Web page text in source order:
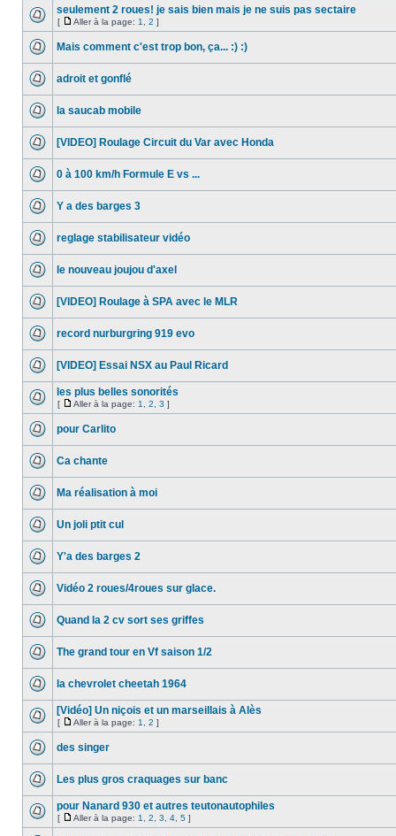
seulement 2 roues! je sais bien mais je ne suis pas sectaire
[ Aller à la page: 1 2 ]
Mais comment c'est trop bon, ça... :) :)
adroit et gonflé
la saucab mobile
[VIDEO] Roulage Circuit du Var avec Honda
0 à 100 km/h Formule E vs ...
Y a des barges 3
reglage stabilisateur vidéo
le nouveau joujou d'axel
[VIDEO] Roulage à SPA avec le MLR
record nurburgring 919 evo
[VIDEO] Essai NSX au Paul Ricard
les plus belles sonorités
[ Aller à la page: 1 2 3 ]
pour Carlito
Ca chante
Ma réalisation à moi
Un joli ptit cul
Y'a des barges 2
Vidéo 2 roues/4roues sur glace.
Quand la 2 cv sort ses griffes
The grand tour en Vf saison 1/2
la chevrolet cheetah 1964
[Vidéo] Un niçois et un marseillais à Alès
[ Aller à la page: 1 2 ]
des singer
Les plus gros craquages sur banc
pour Nanard 930 et autres teutonautophiles
[ Aller à la page: 1 2 3 4 5 ]